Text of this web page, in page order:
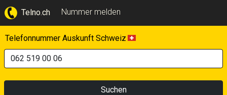
Telno.ch Nummer melden
Telefonnummer Auskunft Schweiz
Suchen